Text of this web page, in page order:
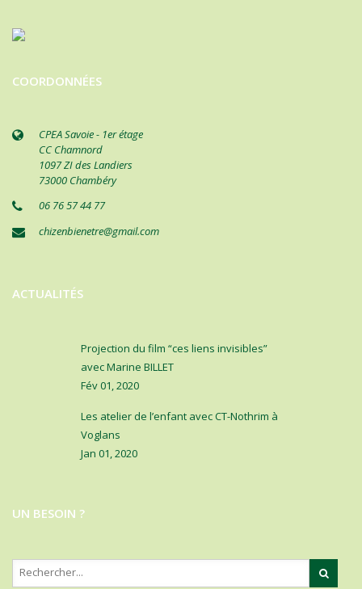
COORDONNÉES
CPEA Savoie - 1er étage
CC Chamnord
1097 ZI des Landiers
73000 Chambéry
06 76 57 44 77
chizenbienetre@gmail.com
ACTUALITÉS
Projection du film “ces liens invisibles”
avec Marine BILLET
Fév 01, 2020
Les atelier de l’enfant avec CT-Nothrim à
Voglans
Jan 01, 2020
UN BESOIN ?